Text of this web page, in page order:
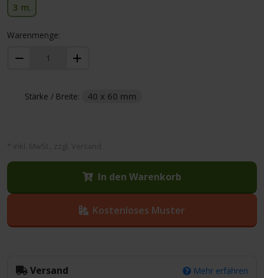
3 m.
Warenmenge:
Stärke / Breite: 40 x 60 mm
* inkl. MwSt., zzgl. Versand
In den Warenkorb
Kostenloses Muster
Versand Mehr erfahren